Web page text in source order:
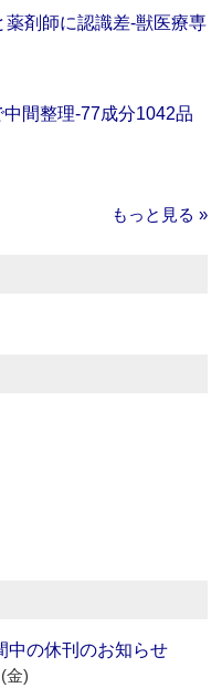
薬剤師に認識差‐獣医療専
間整理‐77成分1042品
もっと見る »
中の休刊のお知らせ
金)